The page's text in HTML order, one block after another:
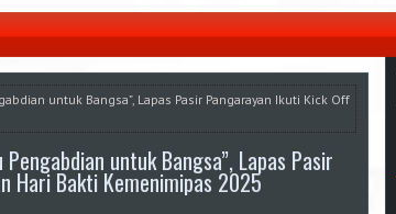
untuk Bangsa”, Lapas Pasir Pangarayan Ikuti Kick Off
untuk Bangsa”, Lapas Pasir
Hari Bakti Kemenimipas 2025